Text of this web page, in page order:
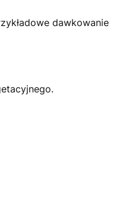
dawkowanie